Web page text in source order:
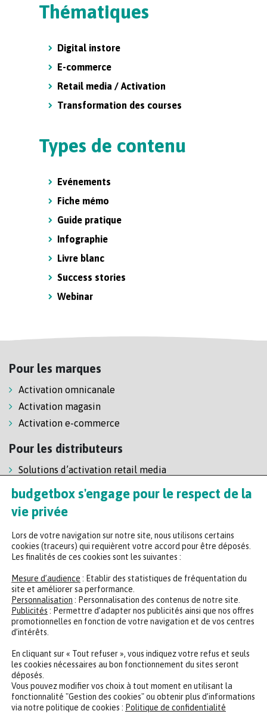
Thématiques
Digital instore
E-commerce
Retail media / Activation
Transformation des courses
Types de contenu
Evénements
Fiche mémo
Guide pratique
Infographie
Livre blanc
Success stories
Webinar
Pour les marques
Activation omnicanale
Activation magasin
Activation e-commerce
Pour les distributeurs
Solutions d’activation retail media
Solution de self-scanning
Régie enseigne
Headquarters
47 rue de la Chaussée d'Antin, 75009 Paris
CONTACTER UN EXPERT REJOINDRE NOTRE ÉQUIPE
budgetbox s'engage pour le respect de la
vie privée
Lors de votre navigation sur notre site, nous utilisons certains
cookies (traceurs) qui requièrent votre accord pour être déposés.
Les finalités de ces cookies sont les suivantes :
Mesure d’audience : Etablir des statistiques de fréquentation du
site et améliorer sa performance.
Personnalisation : Personnalisation des contenus de notre site.
Publicités : Permettre d’adapter nos publicités ainsi que nos offres
promotionnelles en fonction de votre navigation et de vos centres
d’intérêts.
En cliquant sur « Tout refuser », vous indiquez votre refus et seuls
les cookies nécessaires au bon fonctionnement du sites seront
déposés.
Vous pouvez modifier vos choix à tout moment en utilisant la
fonctionnalité "Gestion des cookies" ou obtenir plus d’informations
via notre politique de cookies : Politique de confidentialité